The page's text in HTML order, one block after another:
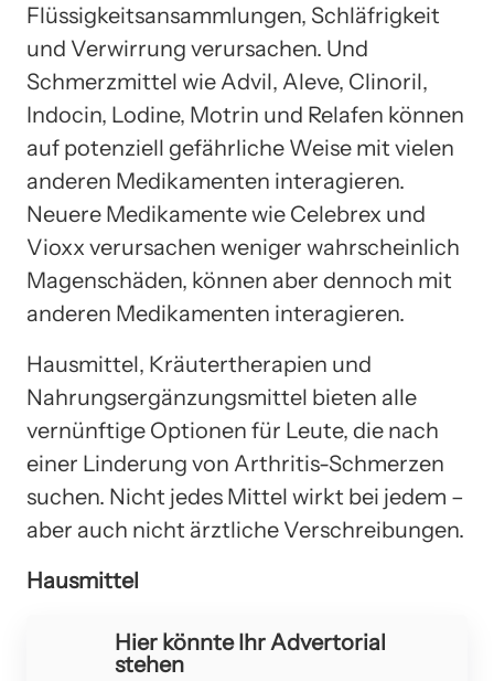
Flüssigkeitsansammlungen, Schläfrigkeit
und Verwirrung verursachen. Und
Schmerzmittel wie Advil, Aleve, Clinoril,
Indocin, Lodine, Motrin und Relafen können
auf potenziell gefährliche Weise mit vielen
anderen Medikamenten interagieren.
Neuere Medikamente wie Celebrex und
Vioxx verursachen weniger wahrscheinlich
Magenschäden, können aber dennoch mit
anderen Medikamenten interagieren.
Hausmittel, Kräutertherapien und
Nahrungsergänzungsmittel bieten alle
vernünftige Optionen für Leute, die nach
einer Linderung von Arthritis-Schmerzen
suchen. Nicht jedes Mittel wirkt bei jedem –
aber auch nicht ärztliche Verschreibungen.
Hausmittel
Hier könnte Ihr Advertorial
stehen